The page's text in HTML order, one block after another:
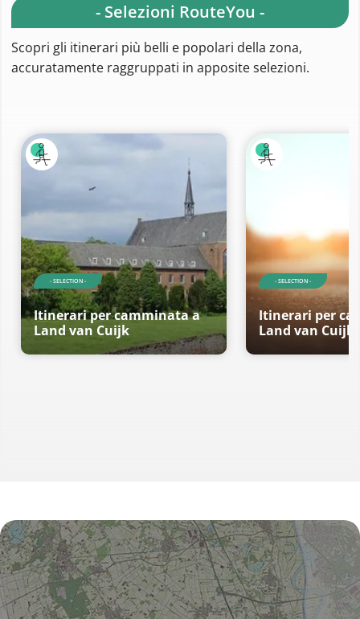
- Selezioni RouteYou -
Scopri gli itinerari più belli e popolari della zona,
accuratamente raggruppati in apposite selezioni.
- SELECTION -
Itinerari per camminata a
Land van Cuijk
- SELECTION -
Itinerari per
Land van Cuijk